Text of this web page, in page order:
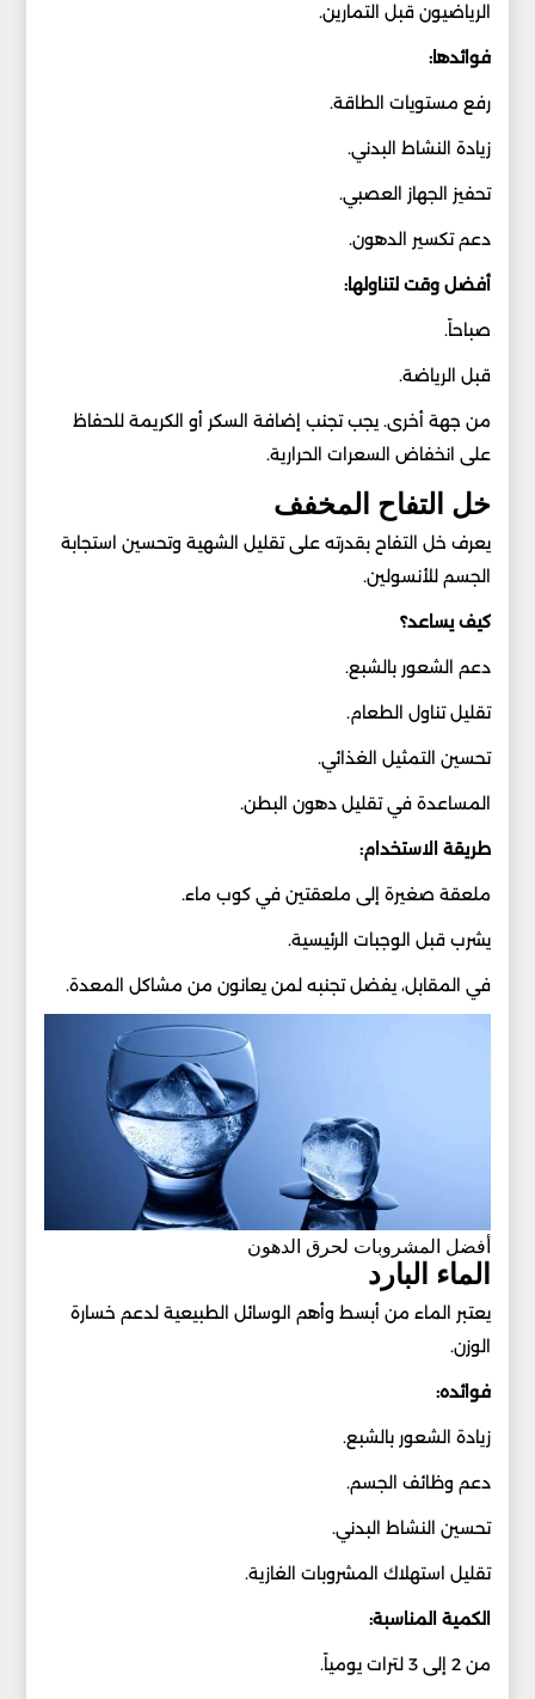
الرياضيون قبل التمارين.
فوائدها:
رفع مستويات الطاقة.
زيادة النشاط البدني.
تحفيز الجهاز العصبي.
دعم تكسير الدهون.
أفضل وقت لتناولها:
صباحاً.
قبل الرياضة.
من جهة أخرى. يجب تجنب إضافة السكر أو الكريمة للحفاظ
على انخفاض السعرات الحرارية.
خل التفاح المخفف
يعرف خل التفاح بقدرته على تقليل الشهية وتحسين استجابة
الجسم للأنسولين.
كيف يساعد؟
دعم الشعور بالشبع.
تقليل تناول الطعام.
تحسين التمثيل الغذائي.
المساعدة في تقليل دهون البطن.
طريقة الاستخدام:
ملعقة صغيرة إلى ملعقتين في كوب ماء.
يشرب قبل الوجبات الرئيسية.
في المقابل، يفضل تجنبه لمن يعانون من مشاكل المعدة.
أفضل المشروبات لحرق الدهون
الماء البارد
يعتبر الماء من أبسط وأهم الوسائل الطبيعية لدعم خسارة
الوزن.
فوائده:
زيادة الشعور بالشبع.
دعم وظائف الجسم.
تحسين النشاط البدني.
تقليل استهلاك المشروبات الغازية.
الكمية المناسبة:
من 2 إلى 3 لترات يومياً.